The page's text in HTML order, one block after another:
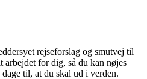
rejseforslag og smutvej til
arbejdet for dig, så du kan nøjes
til, at du skal ud i verden.